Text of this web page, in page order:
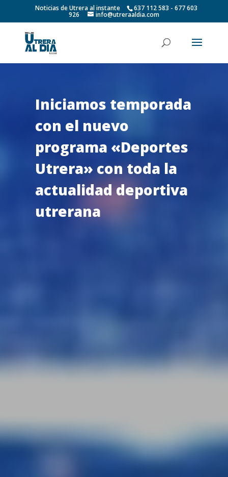
Noticias de Utrera al instante 637 112 583 - 677 603
926 info@utreraaldia.com
Iniciamos temporada
con el nuevo
programa «Deportes
Utrera» con toda la
actualidad deportiva
utrerana